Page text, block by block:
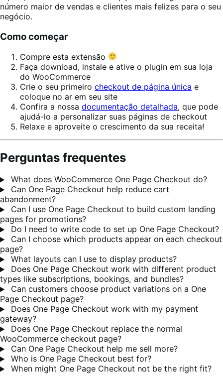
número maior de vendas e clientes mais felizes para o seu
negócio.
Como começar
Compre esta extensão
Faça download, instale e ative o plugin em sua loja
do WooCommerce
Crie o seu primeiro checkout de página única e
coloque no ar em seu site
Confira a nossa documentação detalhada, que pode
ajudá-lo a personalizar suas páginas de checkout
Relaxe e aproveite o crescimento da sua receita!
Perguntas frequentes
What does WooCommerce One Page Checkout do?
Can One Page Checkout help reduce cart
abandonment?
Can I use One Page Checkout to build custom landing
pages for promotions?
Do I need to write code to set up One Page Checkout?
Can I choose which products appear on each checkout
page?
What layouts can I use to display products?
Does One Page Checkout work with different product
types like subscriptions, bookings, and bundles?
Can customers choose product variations on a One
Page Checkout page?
Does One Page Checkout work with my payment
gateway?
Does One Page Checkout replace the normal
WooCommerce checkout page?
Can One Page Checkout help me sell more?
Who is One Page Checkout best for?
When might One Page Checkout not be the right fit?